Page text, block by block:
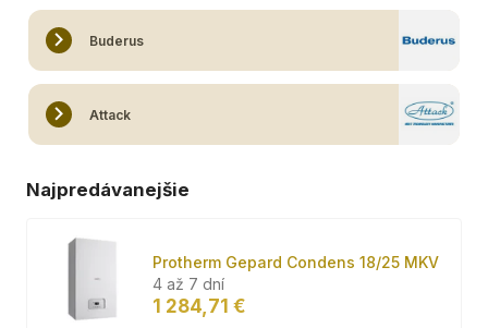
Buderus
Attack
Najpredávanejšie
Protherm Gepard Condens 18/25 MKV
4 až 7 dní
1 284,71 €